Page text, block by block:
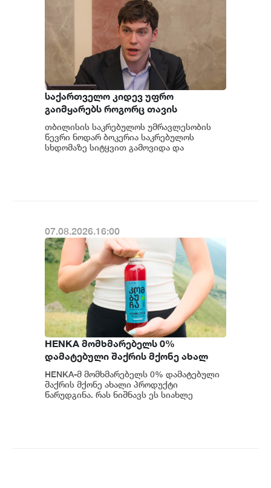
საქართველო კიდევ უფრო
გაიმყარებს როგორც თავის
ეკონომიკურ, ასევე გეოპოლიტიკურ
როლს დღევანდელ საერთაშორისო
მსოფლიო წესრიგში - ნოდარ
თბილისის საკრებულოს უმრავლესობის
წევრი ნოდარ ბოკერია საკრებულოს
სხდომაზე სიტყვით გამოვიდა და
07.08.2026.16:00
HENKA მომხმარებელს 0%
დამატებული შაქრის მქონე ახალ
პროდუქტს სთავაზობს
HENKA-მ მომხმარებელს 0% დამატებული
შაქრის მქონე ახალი პროდუქტი
წარუდგინა. რას ნიშნავს ეს სიახლე